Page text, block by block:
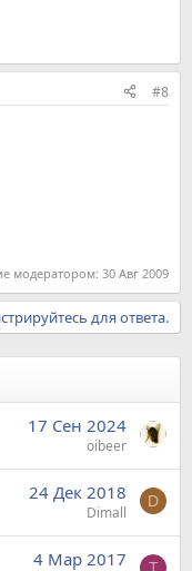
#8
модератором: 30 Авг 2009
для ответа.
17 Сен 2024
oibeer
24 Дек 2018
Dimall
D
4 Мар 2017